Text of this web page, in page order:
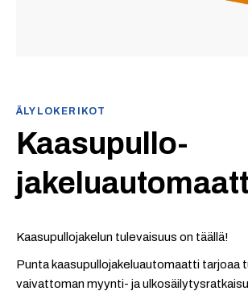
ÄLYLOKERIKOT
Kaasupullo­
Kaasupullojakelun tulevaisuus on täällä!
Punta kaasupullo­jakeluautomaatti tarjoaa
vaivattoman myynti- ja